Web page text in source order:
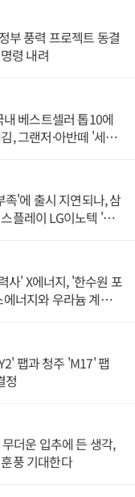
부 풍력 프로젝트 동결
령 내려
베스트셀러 톱10에
, 그랜저·아반떼 '세단
'에 출시 지연되나, 삼
플레이 LG이노텍 '탈
사' X에너지, '한수원 포
너지와 우라늄 계약
팹과 청주 'M17' 팹
정
더운 입추에 든 생각,
풍 기대한다